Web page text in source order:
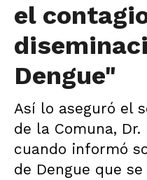
el
Dengue"
Así lo aseguró el
de la Comuna, Dr.
cuando informó
de Dengue que